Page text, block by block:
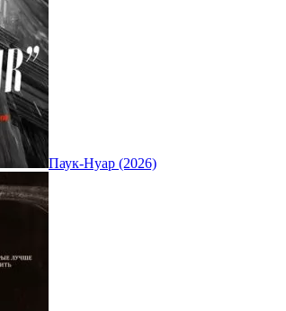
Паук-Нуар (2026)